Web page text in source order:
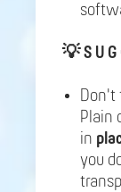
💡 S U
Don't
Plain
in
you